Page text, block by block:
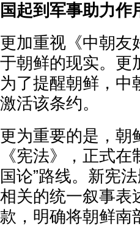
国起到军事助力作
更加重视《中朝友
于朝鲜的现实。更
为了提醒朝鲜，中
激活该条约。
更为重要的是，朝
《宪法》，正式
国论”路线。新宪
相关的统一叙事表
款，明确将朝鲜南